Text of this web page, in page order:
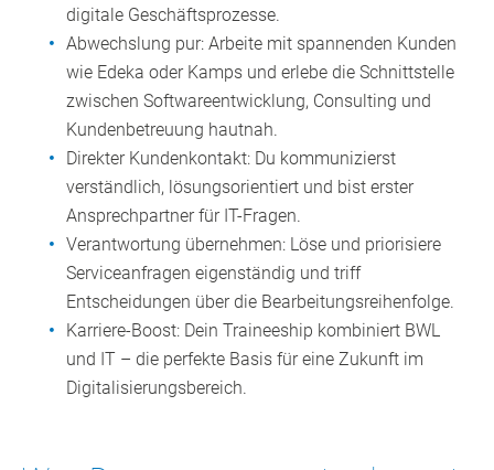
digitale Geschäftsprozesse.
Abwechslung pur: Arbeite mit spannenden Kunden
wie Edeka oder Kamps und erlebe die Schnittstelle
zwischen Softwareentwicklung, Consulting und
Kundenbetreuung hautnah.
Direkter Kundenkontakt: Du kommunizierst
verständlich, lösungsorientiert und bist erster
Ansprechpartner für IT-Fragen.
Verantwortung übernehmen: Löse und priorisiere
Serviceanfragen eigenständig und triff
Entscheidungen über die Bearbeitungsreihenfolge.
Karriere-Boost: Dein Traineeship kombiniert BWL
und IT – die perfekte Basis für eine Zukunft im
Digitalisierungsbereich.